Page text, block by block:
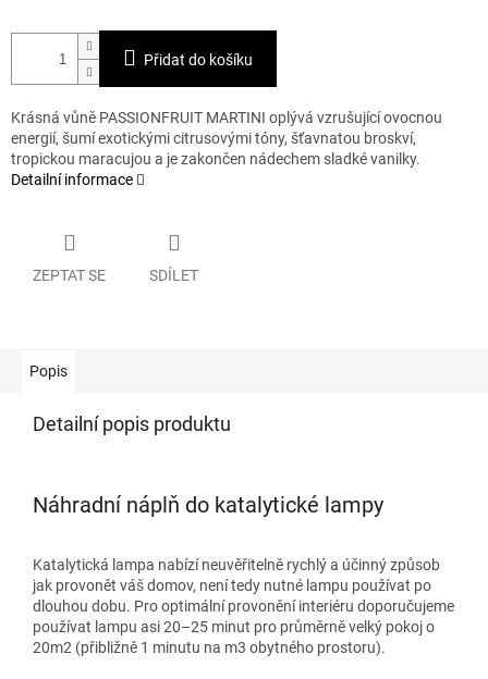
Přidat do košíku
Krásná vůně PASSIONFRUIT MARTINI oplývá vzrušující ovocnou
energií, šumí exotickými citrusovými tóny, šťavnatou broskví,
tropickou maracujou a je zakončen nádechem sladké vanilky.
Detailní informace
ZEPTAT SE SDÍLET
Popis
Detailní popis produktu
Náhradní náplň do katalytické lampy
Katalytická lampa nabízí neuvěřitelně rychlý a účinný způsob
jak provonět váš domov, není tedy nutné lampu používat po
dlouhou dobu. Pro optimální provonění interiéru doporučujeme
používat lampu asi 20–25 minut pro průměrně velký pokoj o
20m2 (přibližně 1 minutu na m3 obytného prostoru).